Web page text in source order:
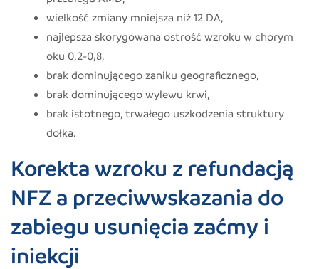
wielkość zmiany mniejsza niż 12 DA,
najlepsza skorygowana ostrość wzroku w chorym
oku 0,2-0,8,
brak dominującego zaniku geograficznego,
brak dominującego wylewu krwi,
brak istotnego, trwałego uszkodzenia struktury
dołka.
Korekta wzroku z refundacją
NFZ a przeciwwskazania do
zabiegu usunięcia zaćmy i
iniekcji